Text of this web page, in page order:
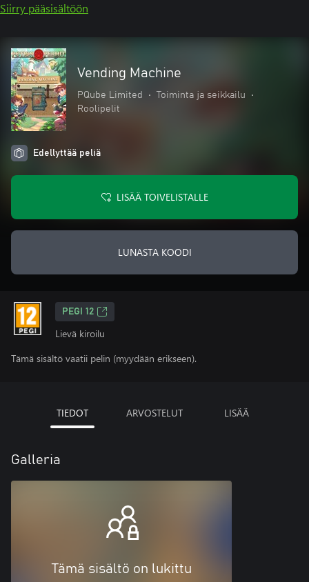
Siirry pääsisältöön
Vending Machine
PQube Limited • Toiminta ja seikkailu
•
Roolipelit
Edellyttää peliä
LISÄÄ TOIVELISTALLE
LUNASTA KOODI
PEGI 12
Lievä kiroilu
Tämä sisältö vaatii pelin (myydään erikseen).
TIEDOT ARVOSTELUT LISÄÄ
Galleria
Tämä sisältö on lukittu